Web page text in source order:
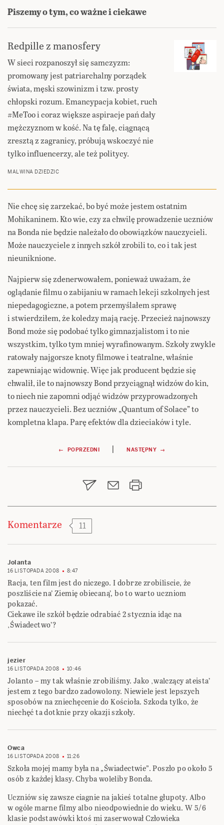
Piszemy o tym, co ważne i ciekawe
Redpille z manosfery
W sieci rozpanoszył się samczyzm:
promowany jest patriarchalny porządek
świata, męski szowinizm i tzw. prosty
chłopski rozum. Emancypacja kobiet, ruch
#MeToo i coraz większe aspiracje pań dały
mężczyznom w kość. Na tę falę, ciągnącą
zresztą z zagranicy, próbują wskoczyć nie
tylko influencerzy, ale też politycy.
MALWINA DZIEDZIC
Nie chcę się zarzekać, bo być może jestem ostatnim
Mohikaninem. Kto wie, czy za chwilę prowadzenie uczniów
na Bonda nie będzie należało do obowiązków nauczycieli.
Może nauczyciele z innych szkół zrobili to, co i tak jest
nieuniknione.
Najpierw się zdenerwowałem, ponieważ uważam, że
oglądanie filmu o zabijaniu w ramach lekcji szkolnych jest
niepedagogiczne, a potem przemyślałem sprawę
i stwierdziłem, że koledzy mają rację. Przecież najnowszy
Bond może się podobać tylko gimnazjalistom i to nie
wszystkim, tylko tym mniej wyrafinowanym. Szkoły zwykle
ratowały najgorsze knoty filmowe i teatralne, właśnie
zapewniając widownię. Więc jak producent będzie się
chwalił, ile to najnowszy Bond przyciągnął widzów do kin,
to niech nie zapomni odjąć widzów przyprowadzonych
przez nauczycieli. Bez uczniów „Quantum of Solace” to
kompletna klapa. Parę efektów dla dzieciaków i tyle.
Nawigacja
wpisu
← POPRZEDNI | NASTĘPNY →
Komentarze 11
Jolanta
16 LISTOPADA 2008 8:47
Racja, ten film jest do niczego. I dobrze zrobiliscie, że
poszliście na’ Ziemię obiecaną’, bo to warto uczniom
pokazać.
Ciekawe ile szkół będzie odrabiać 2 stycznia idąc na
‚Świadectwo’?
jezier
16 LISTOPADA 2008 10:46
Jolanto – my tak właśnie zrobiliśmy. Jako ‚walczący ateista’
jestem z tego bardzo zadowolony. Niewiele jest lepszych
sposobów na zniechęcenie do Kościoła. Szkoda tylko, że
niechęć ta dotknie przy okazji szkoły.
Owca
16 LISTOPADA 2008 11:26
Szkoła mojej mamy była na „Świadectwie”. Poszło po około 5
osób z każdej klasy. Chyba woleliby Bonda.
Uczniów się zawsze ciagnie na jakieś totalne głupoty. Albo
w ogóle marne filmy albo nieodpowiednie do wieku. W 5/6
klasie podstawówki ktoś mi zaserwował Człowieka